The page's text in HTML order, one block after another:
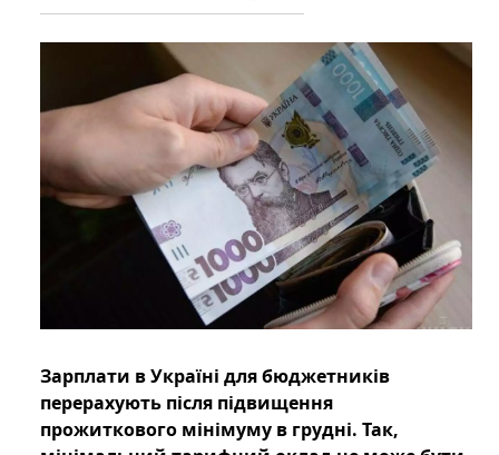
Зарплати в Україні для бюджетників
перерахують після підвищення
прожиткового мінімуму в грудні. Так,